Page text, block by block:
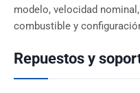
modelo, velocidad
combustible y
Repuestos y